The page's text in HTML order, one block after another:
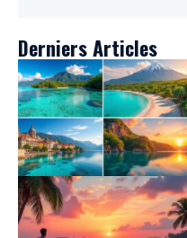
Derniers Articles